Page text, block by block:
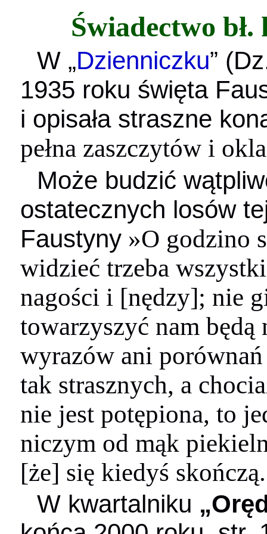
Świadectwo bł.
W „Dzienniczku”
1935 roku święta
i opisała straszne
pełna zaszczytów i
Może budzić
ostatecznych losów
Faustyny »O godzino
widzieć trzeba
nagości i [nędzy]; nie
towarzyszyć nam będą
wyrazów ani
tak strasznych, a
nie jest potępiona, to
niczym od mąk
[że] się kiedyś
W kwartalniku